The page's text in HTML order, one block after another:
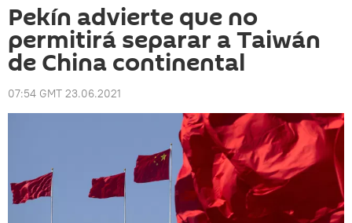
Pekín advierte que no
permitirá separar a Taiwán
de China continental
07:54 GMT 23.06.2021